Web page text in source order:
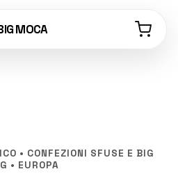
MOCA
• CONFEZIONI SFUSE E BIG
• EUROPA